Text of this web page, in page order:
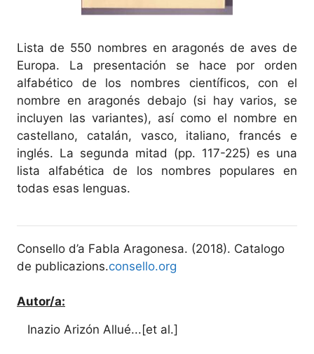
Lista de 550 nombres en aragonés de aves de
Europa. La presentación se hace por orden
alfabético de los nombres científicos, con el
nombre en aragonés debajo (si hay varios, se
incluyen las variantes), así como el nombre en
castellano, catalán, vasco, italiano, francés e
inglés. La segunda mitad (pp. 117-225) es una
lista alfabética de los nombres populares en
todas esas lenguas.
Consello d’a Fabla Aragonesa. (2018). Catalogo
de publicazions.consello.org
Autor/a:
Inazio Arizón Allué...[et al.]